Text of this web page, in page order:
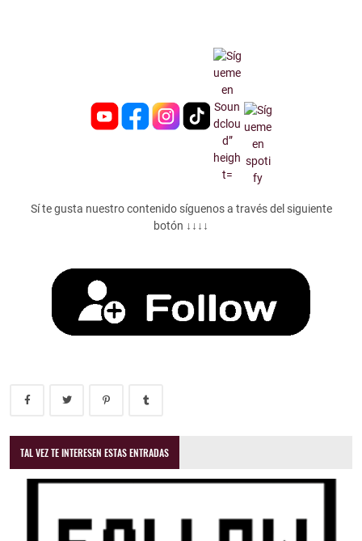
Sí te gusta nuestro contenido síguenos a través del siguiente
botón ↓↓↓↓
TAL VEZ TE INTERESEN ESTAS ENTRADAS